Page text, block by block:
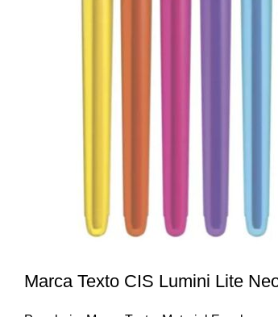
Marca Texto CIS Lumini Lite